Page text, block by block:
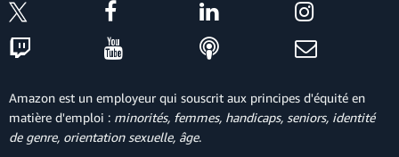
Amazon est un employeur qui souscrit aux principes d'équité en
matière d'emploi : minorités, femmes, handicaps, seniors, identité
de genre, orientation sexuelle, âge.